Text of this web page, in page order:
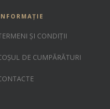
ȘI CONDIȚII
DE CUMPĂRĂTURI